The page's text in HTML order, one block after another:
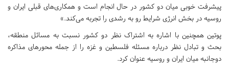
پیشرفت خوبی میان دو کشور در حال انجام است و همکاری‌های قبلی ایران و
روسیه در بخش انرژی شرایط رو به رشدی را تجربه می‌کند.»
پوتین همچنین با اشاره به اشتراک نظر دو کشور نسبت به مسائل منطقه،
بحث و تبادل نظر درباره مسئله فلسطین و غزه را از جمله محور‌های مذاکره
دوجانبه میان ایران و روسیه عنوان کرد.